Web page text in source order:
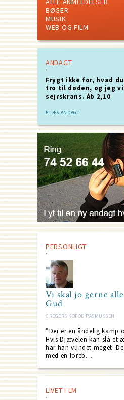
BØGER
MUSIK
WEB OG FILM
ANDAGT
Frygt ikke for, hvad
tro til døden, og jeg
sejrskrans. Åb 2,10
LÆS ANDAGT
PERSONLIGT
Vi skal jo gerne
Gud
GREGERS KOFOD RASMUSSEN
”Der er en åndelig kamp
Hvis Djævelen kan slå et
har han vundet meget.
med en foreb…
LIVET I LM